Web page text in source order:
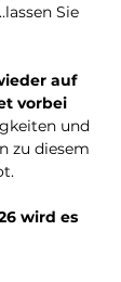
Sie
auf
vorbei
und
zu diesem
wird es